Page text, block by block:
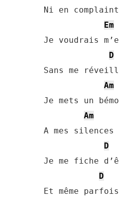
Ni en
Em
Je voudrais
D
Sans me
Am
Je mets un
Am
A mes silences
D
Je me fiche
D
Et même